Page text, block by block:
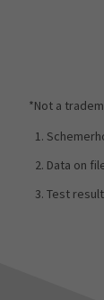
*Not a
Data on
Test